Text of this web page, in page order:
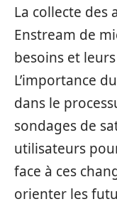
La collecte des
Enstream de
besoins et
L’importance
dans le
sondages de
utilisateurs
face à ces
orienter les